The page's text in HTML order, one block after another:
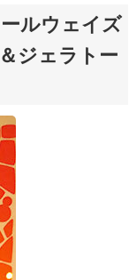
ルウェイズ
ジェラトー